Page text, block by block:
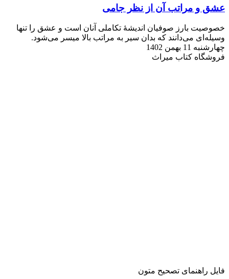
عشق و مراتب آن از نظر جامی
خصوصیت بارز صوفیان اندیشۀ تکاملی آنان است و عشق را تنها
وسیله‌ای می‌دانند که بدان سیر به مراتب بالا میسر می‌شود.
چهارشنبه 11 بهمن 1402
فروشگاه کتاب میراث
فایل راهنمای تصحیح متون